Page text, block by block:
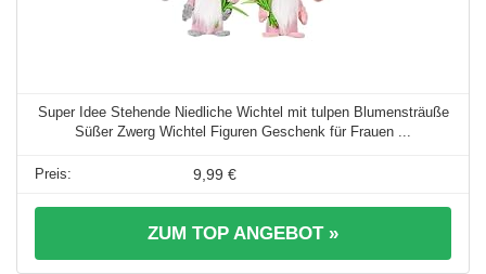
Super Idee Stehende Niedliche Wichtel mit tulpen Blumensträuße
Süßer Zwerg Wichtel Figuren Geschenk für Frauen ...
9,99 €
ZUM TOP ANGEBOT »